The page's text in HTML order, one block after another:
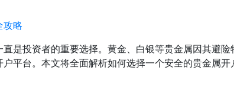
攻略
是投资者的重要选择。黄金、白银等贵金属因其避
平台。本文将全面解析如何选择一个安全的贵金属